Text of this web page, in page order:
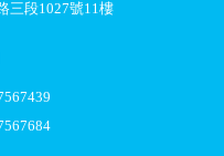
三段1027號11樓